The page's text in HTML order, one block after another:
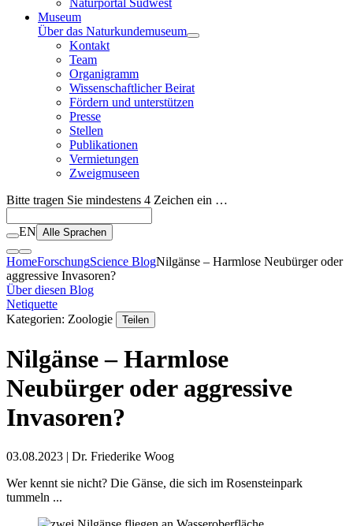
Naturportal Südwest
Museum
Über das Naturkundemuseum
Kontakt
Team
Organigramm
Wissenschaftlicher Beirat
Fördern und unterstützen
Presse
Stellen
Publikationen
Vermietungen
Zweigmuseen
Bitte tragen Sie mindestens 4 Zeichen ein …
EN Alle Sprachen
HomeForschungScience BlogNilgänse – Harmlose Neubürger oder
aggressive Invasoren?
Über diesen Blog
Netiquette
Kategorien: Zoologie
Teilen
Nilgänse – Harmlose
Neubürger oder aggressive
Invasoren?
03.08.2023 | Dr. Friederike Woog
Wer kennt sie nicht? Die Gänse, die sich im Rosensteinpark
tummeln ...